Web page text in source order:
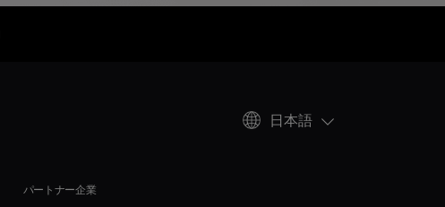
パートナー企業
日本語